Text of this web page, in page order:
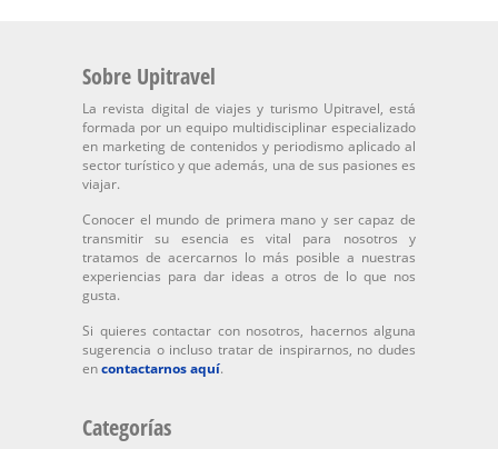
Sobre Upitravel
La revista digital de viajes y turismo Upitravel, está
formada por un equipo multidisciplinar especializado
en marketing de contenidos y periodismo aplicado al
sector turístico y que además, una de sus pasiones es
viajar.
Conocer el mundo de primera mano y ser capaz de
transmitir su esencia es vital para nosotros y
tratamos de acercarnos lo más posible a nuestras
experiencias para dar ideas a otros de lo que nos
gusta.
Si quieres contactar con nosotros, hacernos alguna
sugerencia o incluso tratar de inspirarnos, no dudes
encontactarnos aquí.
Categorías